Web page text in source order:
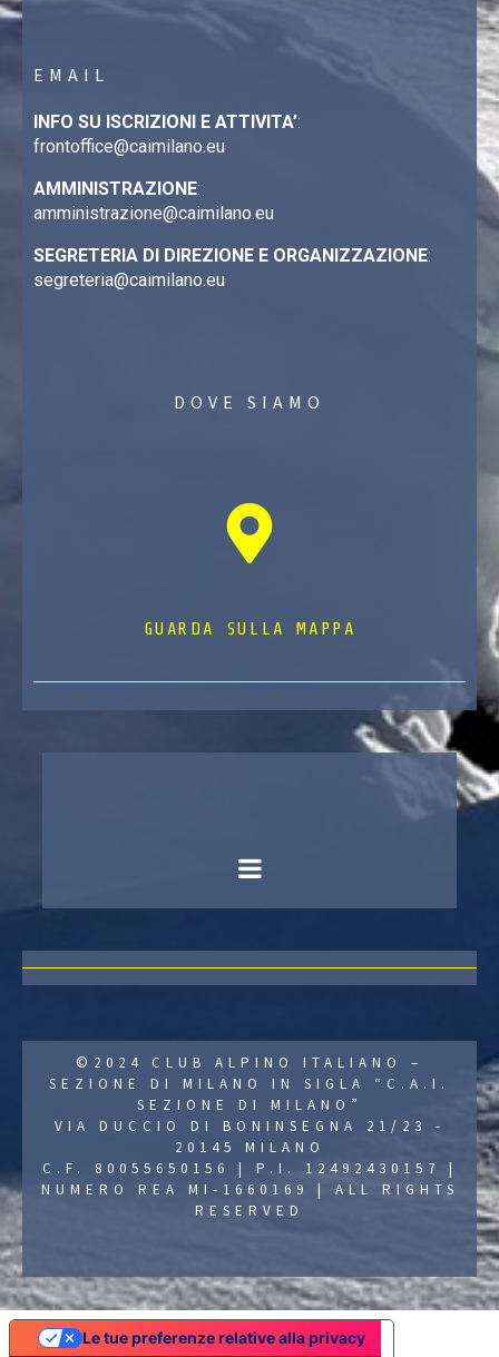
EMAIL
INFO SU ISCRIZIONI E ATTIVITA’:
frontoffice@caimilano.eu
AMMINISTRAZIONE:
amministrazione@caimilano.eu
SEGRETERIA DI DIREZIONE E ORGANIZZAZIONE:
segreteria@caimilano.eu
DOVE SIAMO
GUARDA SULLA MAPPA
©2024 CLUB ALPINO ITALIANO –
SEZIONE DI MILANO IN SIGLA “C.A.I.
SEZIONE DI MILANO”
VIA DUCCIO DI BONINSEGNA 21/23 -
20145 MILANO
C.F. 80055650156 | P.I. 12492430157 |
NUMERO REA MI-1660169 | ALL RIGHTS
RESERVED
Le tue preferenze relative alla privacy